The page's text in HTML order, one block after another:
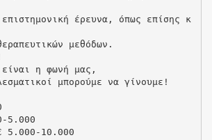
έρευνα, όπως επίσης κ
μεθόδων.
η φωνή μας,
μπορούμε να γίνουμε!
5.000
5.000-10.000